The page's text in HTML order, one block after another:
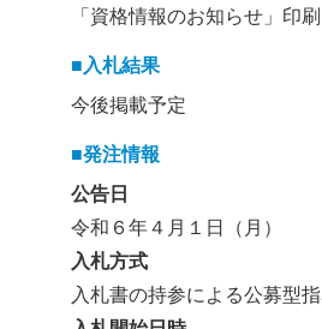
「資格情報のお知らせ」印
■入札結果
今後掲載予定
■発注情報
公告日
令和６年４月１日（月）
入札方式
入札書の持参による公募型